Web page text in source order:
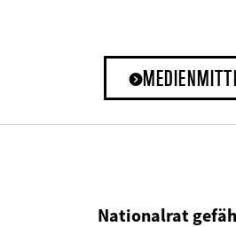
Nationalrat